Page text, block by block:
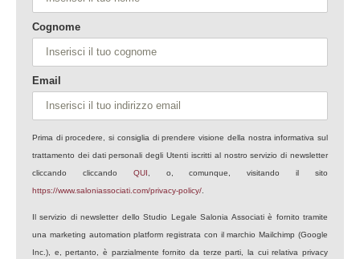
Cognome
Email
Prima di procedere, si consiglia di prendere visione della nostra informativa sul
trattamento dei dati personali degli Utenti iscritti al nostro servizio di newsletter
cliccando cliccando QUI , o, comunque, visitando il sito
https://www.saloniassociati.com/privacy-policy/
Il servizio di newsletter dello Studio Legale Salonia Associati è fornito tramite
una marketing automation platform registrata con il marchio Mailchimp (Google
Inc.), e, pertanto, è parzialmente fornito da terze parti, la cui relativa privacy